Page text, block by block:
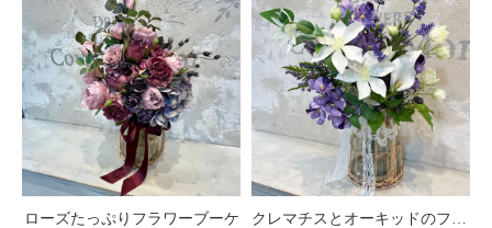
ローズたっぷりフラワーブーケ クレマチスとオーキッドのフラワーブーケ